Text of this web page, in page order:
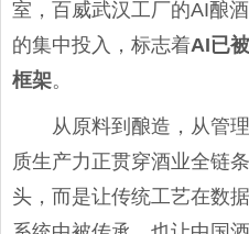
室，百威武汉工厂的AI酿
的集中投入，标志着AI已
框架。
从原料到酿造，从管
质生产力正贯穿酒业全链
头，而是让传统工艺在数